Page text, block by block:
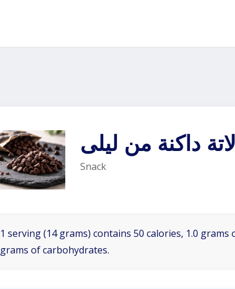
داكنة من ليلى
Snack
1 serving (14 grams) contains 50 calories, 1.0
grams of carbohydrates.